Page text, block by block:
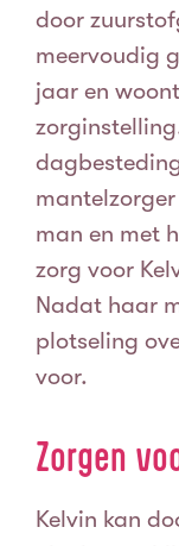
door
meervoudig
jaar en
man en met
zorg voor
Nadat haar
plotseling
voor.
Zorgen
Kelvin kan